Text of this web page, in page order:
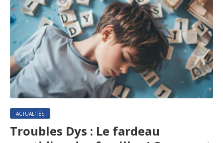
ACTUALITÉS
Troubles Dys : Le fardeau